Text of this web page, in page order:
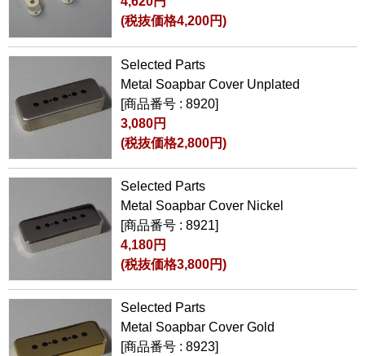
(税抜価格4,200円)
Selected Parts
Metal Soapbar Cover Unplated
[商品番号 : 8920]
3,080円
(税抜価格2,800円)
Selected Parts
Metal Soapbar Cover Nickel
[商品番号 : 8921]
4,180円
(税抜価格3,800円)
Selected Parts
Metal Soapbar Cover Gold
[商品番号 : 8923]